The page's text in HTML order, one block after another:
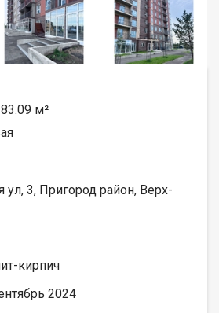
м²
ул, 3, Пригород район, Верх-
кирпич
2024